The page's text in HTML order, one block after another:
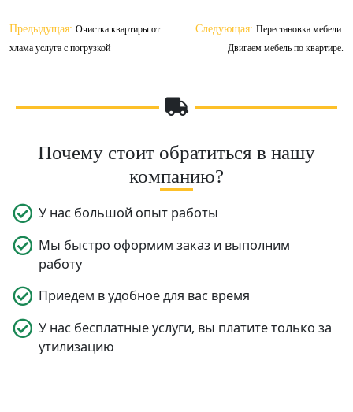
Навигация
по
Предыдущая: Очистка квартиры от
хлама услуга с погрузкой
Следующая: Перестановка мебели.
Двигаем мебель по квартире.
Почему стоит обратиться в нашу
компанию?
У нас большой опыт работы
Мы быстро оформим заказ и выполним
работу
Приедем в удобное для вас время
У нас бесплатные услуги, вы платите только за
утилизацию